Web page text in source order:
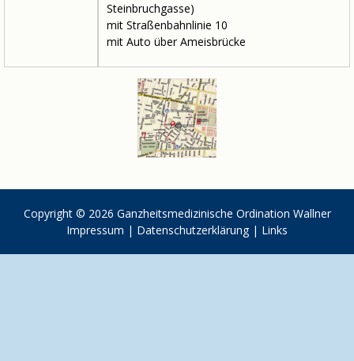
Steinbruchgasse)
mit Straßenbahnlinie 10
mit Auto über Ameisbrücke
Copyright © 2026 Ganzheitsmedizinische Ordination Wallner
Impressum | Datenschutzerklärung | Links